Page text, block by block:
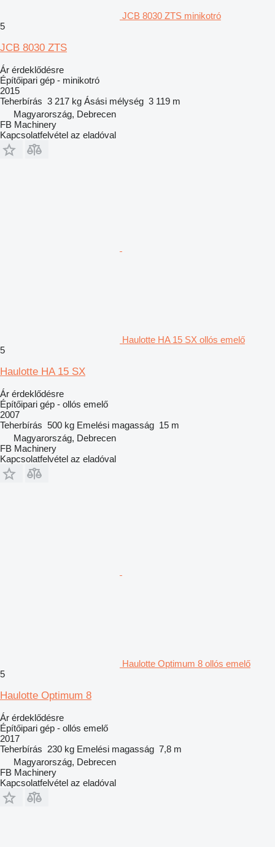
JCB 8030 ZTS minikotró
5
JCB 8030 ZTS
Ár érdeklődésre
Építőipari gép - minikotró
2015
Teherbírás 3 217 kg Ásási mélység 3 119 m
Magyarország, Debrecen
FB Machinery
Kapcsolatfelvétel az eladóval
Haulotte HA 15 SX ollós emelő
5
Haulotte HA 15 SX
Ár érdeklődésre
Építőipari gép - ollós emelő
2007
Teherbírás 500 kg Emelési magasság 15 m
Magyarország, Debrecen
FB Machinery
Kapcsolatfelvétel az eladóval
Haulotte Optimum 8 ollós emelő
5
Haulotte Optimum 8
Ár érdeklődésre
Építőipari gép - ollós emelő
2017
Teherbírás 230 kg Emelési magasság 7,8 m
Magyarország, Debrecen
FB Machinery
Kapcsolatfelvétel az eladóval